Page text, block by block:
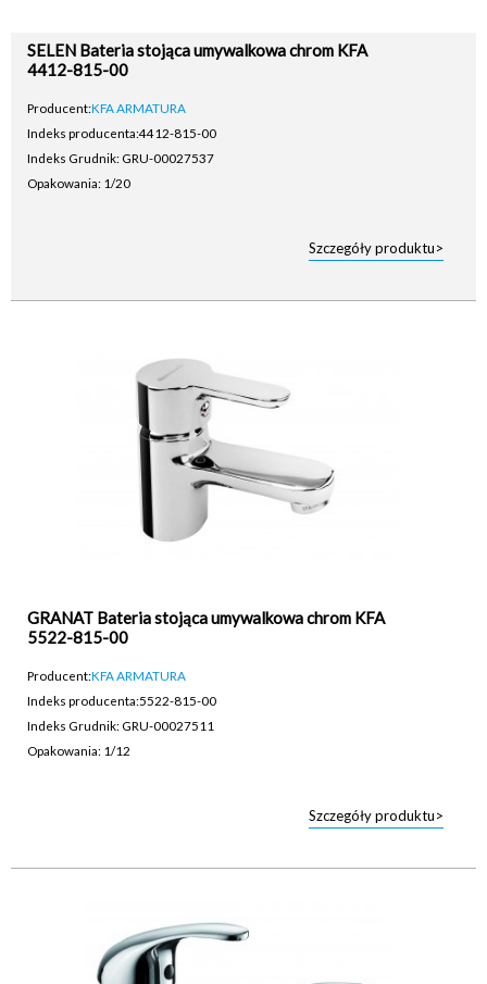
SELEN Bateria stojąca umywalkowa chrom KFA
4412-815-00
Producent:KFA ARMATURA
Indeks producenta:4412-815-00
Indeks Grudnik: GRU-00027537
Opakowania: 1/20
Szczegóły produktu>
GRANAT Bateria stojąca umywalkowa chrom KFA
5522-815-00
Producent:KFA ARMATURA
Indeks producenta:5522-815-00
Indeks Grudnik: GRU-00027511
Opakowania: 1/12
Szczegóły produktu>